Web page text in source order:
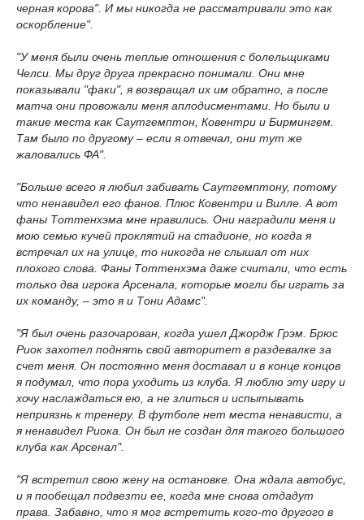
черная корова". И мы никогда не рассматривали это как
оскорбление".
"У меня были очень теплые отношения с болельщиками
Челси. Мы друг друга прекрасно понимали. Они мне
показывали "факи", я возвращал их им обратно, а после
матча они провожали меня аплодисментами. Но были и
такие места как Саутгемптон, Ковентри и Бирмингем.
Там было по другому – если я отвечал, они тут же
жаловались ФА".
"Больше всего я любил забивать Саутгемптону, потому
что ненавидел его фанов. Плюс Ковентри и Вилле. А вот
фаны Тоттенхэма мне нравились. Они наградили меня и
мою семью кучей проклятий на стадионе, но когда я
встречал их на улице, то никогда не слышал от них
плохого слова. Фаны Тоттенхэма даже считали, что есть
только два игрока Арсенала, которые могли бы играть за
их команду, – это я и Тони Адамс".
"Я был очень разочарован, когда ушел Джордж Грэм. Брюс
Риок захотел поднять свой авторитет в раздевалке за
счет меня. Он постоянно меня доставал и в конце концов
я подумал, что пора уходить из клуба. Я люблю эту игру и
хочу наслаждаться ею, а не злиться и испытывать
неприязнь к тренеру. В футболе нет места ненависти, а
я ненавидел Риока. Он был не создан для такого большого
клуба как Арсенал".
"Я встретил свою жену на остановке. Она ждала автобус,
и я пообещал подвезти ее, когда мне снова отдадут
права. Забавно, что я мог встретить кого-то другого в